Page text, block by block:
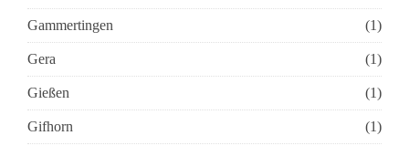
Gammertingen (1)
Gera (1)
Gießen (1)
Gifhorn (1)